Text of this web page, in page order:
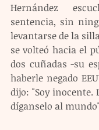
Hernández
sentencia, sin
levantarse de la
se volteó hacia el
dos cuñadas -su
haberle negado
dijo: "Soy inocente.
díganselo al